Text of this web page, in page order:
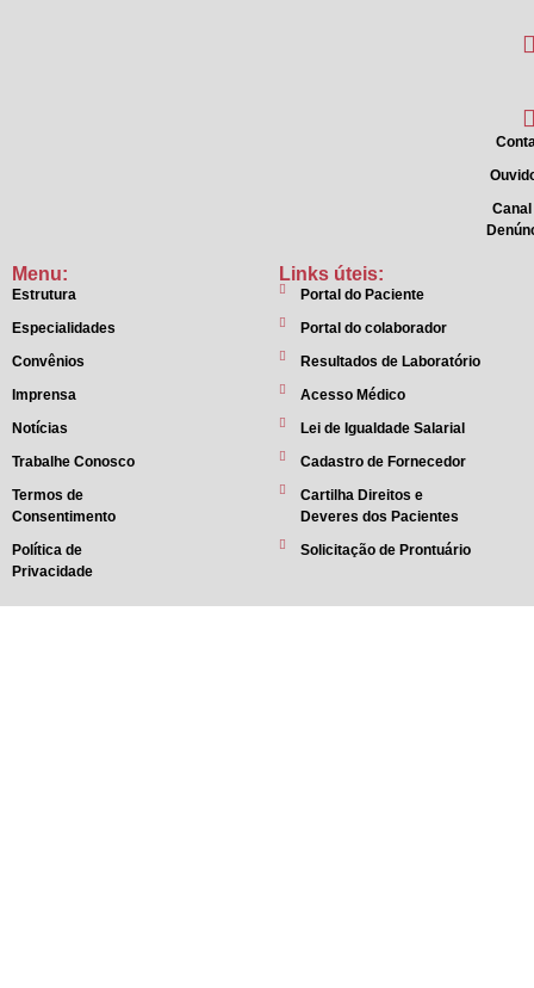
Canal
Menu:
Estrutura
Especialidades
Convênios
Imprensa
Notícias
Trabalhe Conosco
Termos de
Consentimento
Política de
Privacidade
Links úteis:
Portal do Paciente
Portal do colaborador
Resultados de Laboratório
Acesso Médico
Lei de Igualdade Salarial
Cadastro de Fornecedor
Cartilha Direitos e
Deveres dos Pacientes
Solicitação de Prontuário